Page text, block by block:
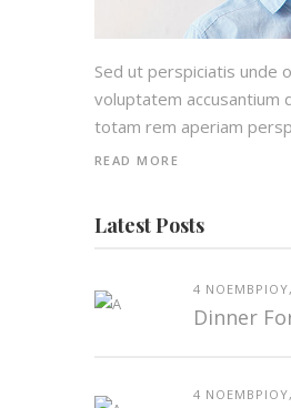
Sed ut perspiciatis unde
voluptatem accusantium
totam rem aperiam
READ MORE
Latest Posts
4
Dinner
4